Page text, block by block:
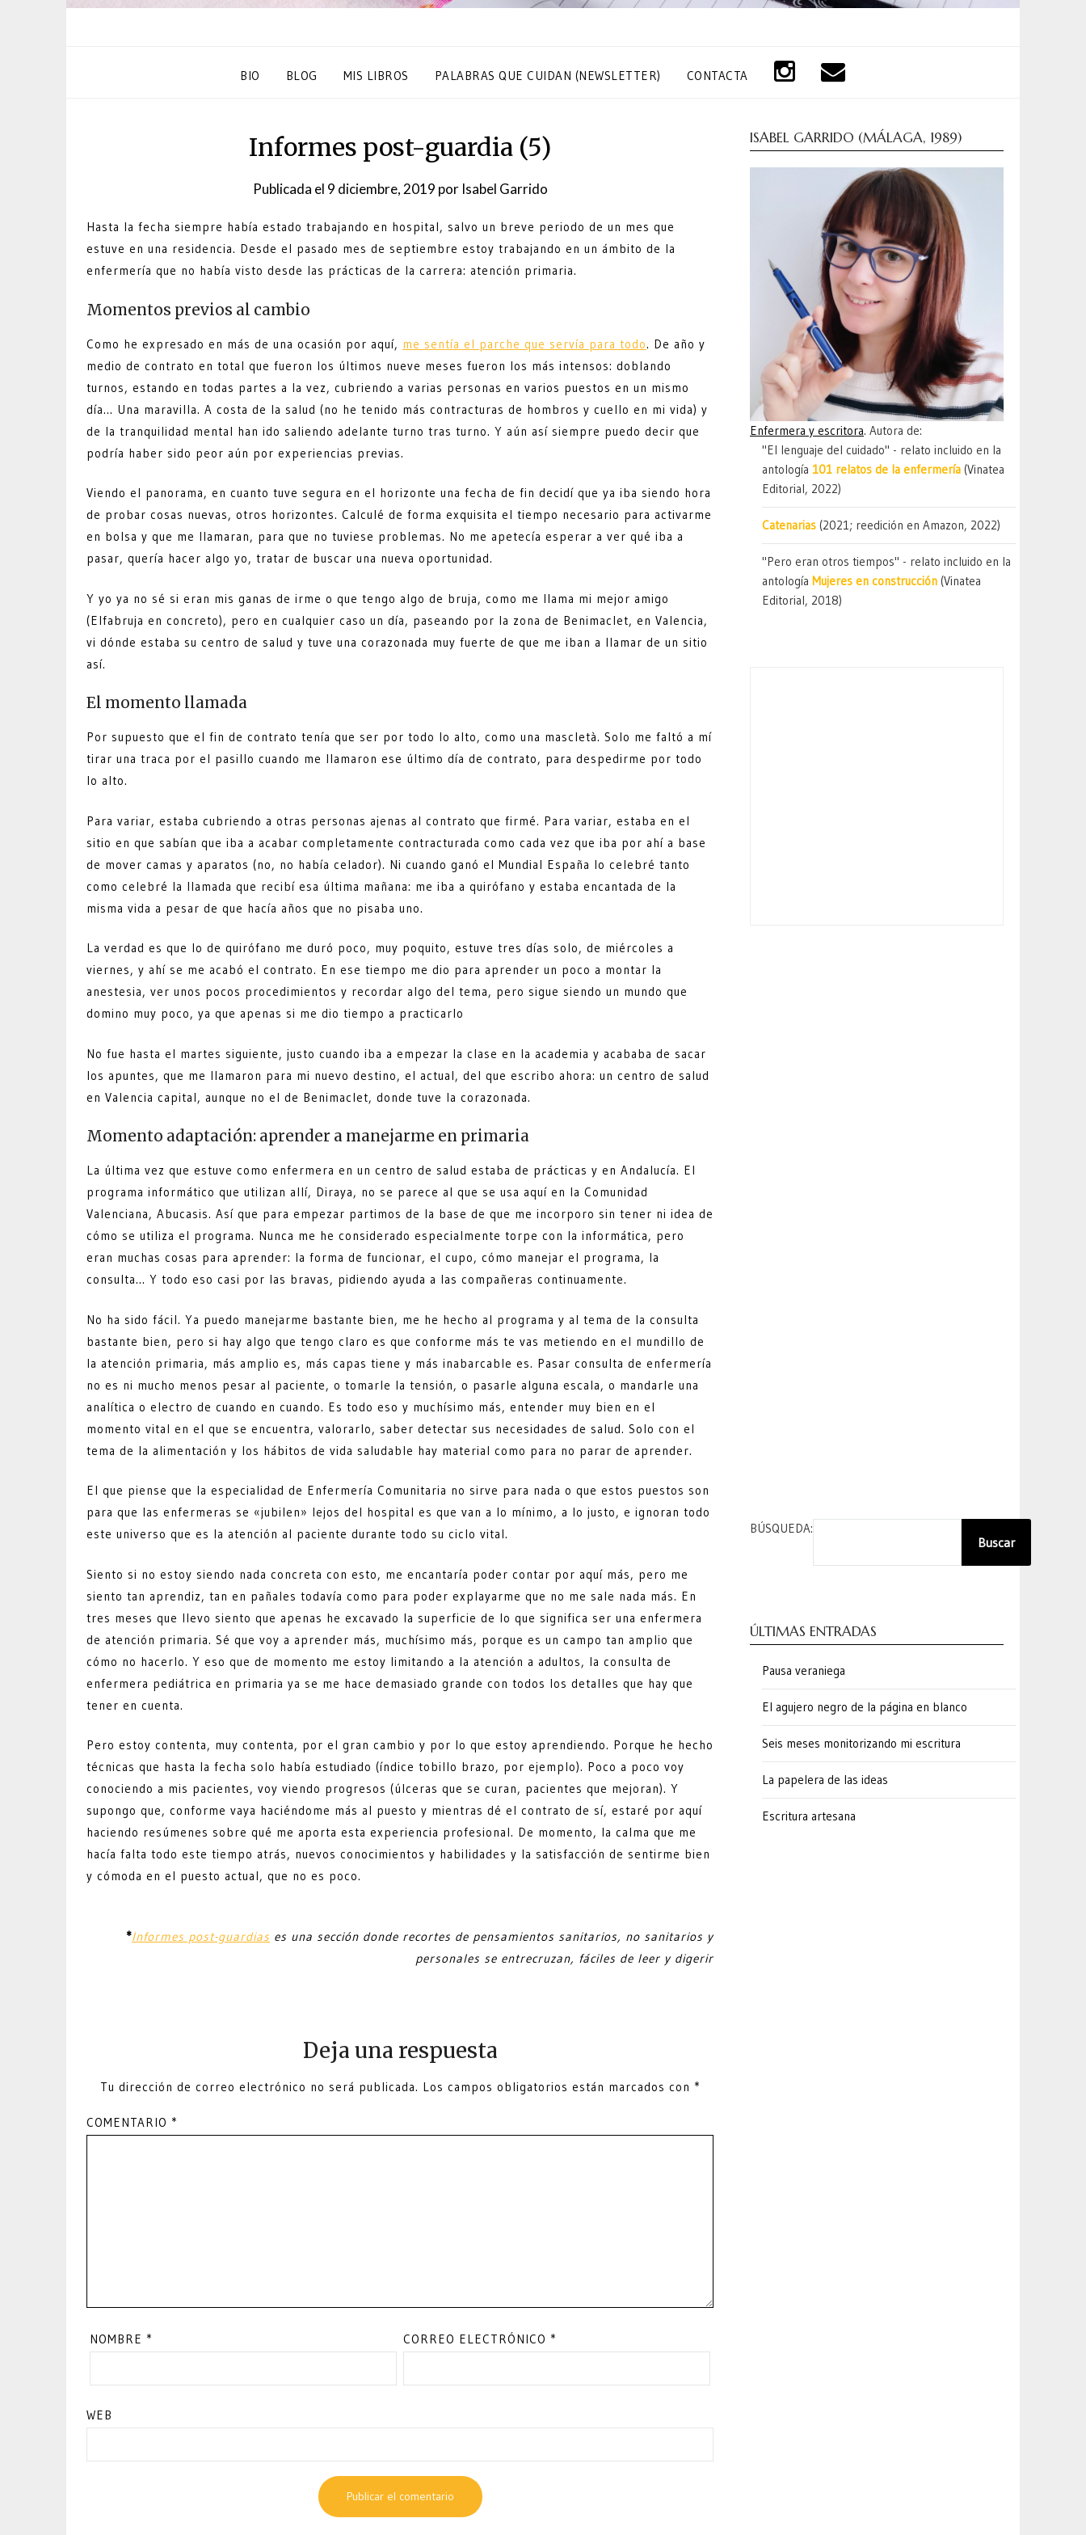
BIO BLOG MIS LIBROS PALABRAS QUE CUIDAN (NEWSLETTER) CONTACTA
Informes post-guardia (5)
Publicada el 9 diciembre, 2019 por Isabel Garrido
Hasta la fecha siempre había estado trabajando en hospital, salvo un breve periodo de un mes que
estuve en una residencia. Desde el pasado mes de septiembre estoy trabajando en un ámbito de la
enfermería que no había visto desde las prácticas de la carrera: atención primaria.
Momentos previos al cambio
Como he expresado en más de una ocasión por aquí, me sentía el parche que servía para todo. De año y
medio de contrato en total que fueron los últimos nueve meses fueron los más intensos: doblando
turnos, estando en todas partes a la vez, cubriendo a varias personas en varios puestos en un mismo
día… Una maravilla. A costa de la salud (no he tenido más contracturas de hombros y cuello en mi vida) y
de la tranquilidad mental han ido saliendo adelante turno tras turno. Y aún así siempre puedo decir que
podría haber sido peor aún por experiencias previas.
Viendo el panorama, en cuanto tuve segura en el horizonte una fecha de fin decidí que ya iba siendo hora
de probar cosas nuevas, otros horizontes. Calculé de forma exquisita el tiempo necesario para activarme
en bolsa y que me llamaran, para que no tuviese problemas. No me apetecía esperar a ver qué iba a
pasar, quería hacer algo yo, tratar de buscar una nueva oportunidad.
Y yo ya no sé si eran mis ganas de irme o que tengo algo de bruja, como me llama mi mejor amigo
(Elfabruja en concreto), pero en cualquier caso un día, paseando por la zona de Benimaclet, en Valencia,
vi dónde estaba su centro de salud y tuve una corazonada muy fuerte de que me iban a llamar de un sitio
así.
El momento llamada
Por supuesto que el fin de contrato tenía que ser por todo lo alto, como una mascletà. Solo me faltó a mí
tirar una traca por el pasillo cuando me llamaron ese último día de contrato, para despedirme por todo
lo alto.
Para variar, estaba cubriendo a otras personas ajenas al contrato que firmé. Para variar, estaba en el
sitio en que sabían que iba a acabar completamente contracturada como cada vez que iba por ahí a base
de mover camas y aparatos (no, no había celador). Ni cuando ganó el Mundial España lo celebré tanto
como celebré la llamada que recibí esa última mañana: me iba a quirófano y estaba encantada de la
misma vida a pesar de que hacía años que no pisaba uno.
La verdad es que lo de quirófano me duró poco, muy poquito, estuve tres días solo, de miércoles a
viernes, y ahí se me acabó el contrato. En ese tiempo me dio para aprender un poco a montar la
anestesia, ver unos pocos procedimientos y recordar algo del tema, pero sigue siendo un mundo que
domino muy poco, ya que apenas si me dio tiempo a practicarlo
No fue hasta el martes siguiente, justo cuando iba a empezar la clase en la academia y acababa de sacar
los apuntes, que me llamaron para mi nuevo destino, el actual, del que escribo ahora: un centro de salud
en Valencia capital, aunque no el de Benimaclet, donde tuve la corazonada.
Momento adaptación: aprender a manejarme en primaria
La última vez que estuve como enfermera en un centro de salud estaba de prácticas y en Andalucía. El
programa informático que utilizan allí, Diraya, no se parece al que se usa aquí en la Comunidad
Valenciana, Abucasis. Así que para empezar partimos de la base de que me incorporo sin tener ni idea de
cómo se utiliza el programa. Nunca me he considerado especialmente torpe con la informática, pero
eran muchas cosas para aprender: la forma de funcionar, el cupo, cómo manejar el programa, la
consulta… Y todo eso casi por las bravas, pidiendo ayuda a las compañeras continuamente.
No ha sido fácil. Ya puedo manejarme bastante bien, me he hecho al programa y al tema de la consulta
bastante bien, pero si hay algo que tengo claro es que conforme más te vas metiendo en el mundillo de
la atención primaria, más amplio es, más capas tiene y más inabarcable es. Pasar consulta de enfermería
no es ni mucho menos pesar al paciente, o tomarle la tensión, o pasarle alguna escala, o mandarle una
analítica o electro de cuando en cuando. Es todo eso y muchísimo más, entender muy bien en el
momento vital en el que se encuentra, valorarlo, saber detectar sus necesidades de salud. Solo con el
tema de la alimentación y los hábitos de vida saludable hay material como para no parar de aprender.
El que piense que la especialidad de Enfermería Comunitaria no sirve para nada o que estos puestos son
para que las enfermeras se «jubilen» lejos del hospital es que van a lo mínimo, a lo justo, e ignoran todo
este universo que es la atención al paciente durante todo su ciclo vital.
Siento si no estoy siendo nada concreta con esto, me encantaría poder contar por aquí más, pero me
siento tan aprendiz, tan en pañales todavía como para poder explayarme que no me sale nada más. En
tres meses que llevo siento que apenas he excavado la superficie de lo que significa ser una enfermera
de atención primaria. Sé que voy a aprender más, muchísimo más, porque es un campo tan amplio que
cómo no hacerlo. Y eso que de momento me estoy limitando a la atención a adultos, la consulta de
enfermera pediátrica en primaria ya se me hace demasiado grande con todos los detalles que hay que
tener en cuenta.
Pero estoy contenta, muy contenta, por el gran cambio y por lo que estoy aprendiendo. Porque he hecho
técnicas que hasta la fecha solo había estudiado (índice tobillo brazo, por ejemplo). Poco a poco voy
conociendo a mis pacientes, voy viendo progresos (úlceras que se curan, pacientes que mejoran). Y
supongo que, conforme vaya haciéndome más al puesto y mientras dé el contrato de sí, estaré por aquí
haciendo resúmenes sobre qué me aporta esta experiencia profesional. De momento, la calma que me
hacía falta todo este tiempo atrás, nuevos conocimientos y habilidades y la satisfacción de sentirme bien
y cómoda en el puesto actual, que no es poco.
*Informes post-guardias es una sección donde recortes de pensamientos sanitarios, no sanitarios y
personales se entrecruzan, fáciles de leer y digerir
Deja una respuesta
Tu dirección de correo electrónico no será publicada. Los campos obligatorios están marcados con *
COMENTARIO *
NOMBRE * CORREO ELECTRÓNICO *
WEB
ISABEL GARRIDO (MÁLAGA, 1989)
Enfermera y escritora. Autora de:
"El lenguaje del cuidado" - relato incluido en la
antología 101 relatos de la enfermería (Vinatea
Editorial, 2022)
Catenarias (2021; reedición en Amazon, 2022)
"Pero eran otros tiempos" - relato incluido en la
antología Mujeres en construcción (Vinatea
Editorial, 2018)
BÚSQUEDA:
Buscar
ÚLTIMAS ENTRADAS
Pausa veraniega
El agujero negro de la página en blanco
Seis meses monitorizando mi escritura
La papelera de las ideas
Escritura artesana